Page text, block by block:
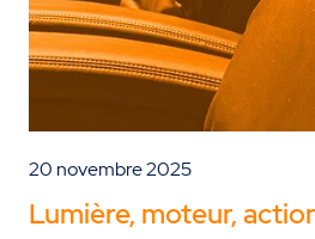
20 novembre 2025
Lumière, moteur,